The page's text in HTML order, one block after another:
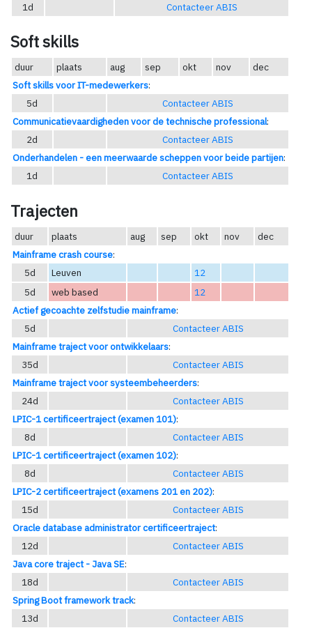
1d
Contacteer ABIS
Soft skills
duur plaats aug sep okt nov
dec
Soft skills voor IT-medewerkers:
5d
Contacteer ABIS
Communicatievaardigheden voor de technische professional:
2d
Contacteer ABIS
Onderhandelen - een meerwaarde scheppen voor beide partijen:
1d
Contacteer ABIS
Trajecten
duur plaats aug sep okt nov
dec
Mainframe crash course:
5d
Leuven
12
5d
web based
12
Actief gecoachte zelfstudie mainframe:
5d
Contacteer ABIS
Mainframe traject voor ontwikkelaars:
35d
Contacteer ABIS
Mainframe traject voor systeembeheerders:
24d
Contacteer ABIS
LPIC-1 certificeertraject (examen 101):
8d
Contacteer ABIS
LPIC-1 certificeertraject (examen 102):
8d
Contacteer ABIS
LPIC-2 certificeertraject (examens 201 en 202):
15d
Contacteer ABIS
Oracle database administrator certificeertraject:
12d
Contacteer ABIS
Java core traject - Java SE:
18d
Contacteer ABIS
Spring Boot framework track:
13d
Contacteer ABIS